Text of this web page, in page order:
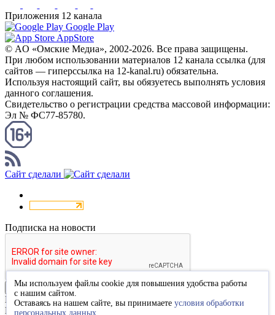
Приложения 12 канала
Google Play
AppStore
© AO «Омские Медиа», 2002-2026. Все права защищены.
При любом использовании материалов 12 канала ссылка (для
сайтов — гиперссылка на 12-kanal.ru) обязательна.
Используя настоящий сайт, вы обязуетесь выполнять условия
данного соглашения.
Свидетельство о регистрации средства массовой информации:
Эл № ФС77-85780.
Сайт сделали
Подписка на новости
Подписаться
Благодарим за подписку
Пожалуйста, перейдите по ссылке в высланном вам письме
Мы используем файлы cookie для повышения удобства работы
с нашим сайтом.
Оставаясь на нашем сайте, вы принимаете условия обработки
персональных данных